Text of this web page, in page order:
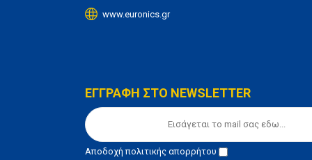
www.euronics.gr
ΕΓΓΡΑΦΗ ΣΤΟ NEWSLETTER
Αποδοχήπολιτικής απορρήτου